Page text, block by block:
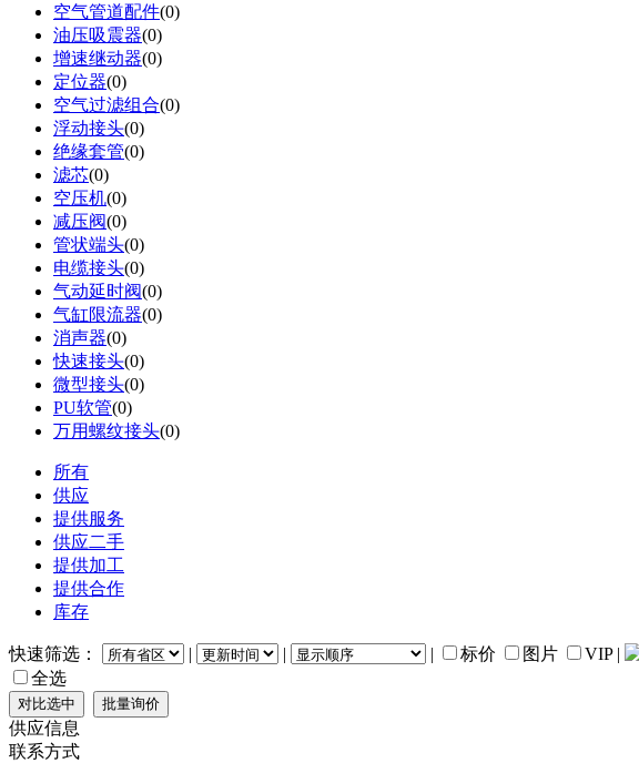
空气管道配件(0)
油压吸震器(0)
增速继动器(0)
定位器(0)
空气过滤组合(0)
浮动接头(0)
绝缘套管(0)
滤芯(0)
空压机(0)
减压阀(0)
管状端头(0)
电缆接头(0)
气动延时阀(0)
气缸限流器(0)
消声器(0)
快速接头(0)
微型接头(0)
PU软管(0)
万用螺纹接头(0)
所有
供应
提供服务
供应二手
提供加工
提供合作
库存
快速筛选： 标价 图片 VIP
全选
供应信息
联系方式